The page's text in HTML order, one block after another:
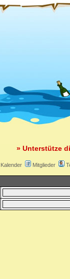
» Unterstütze
Kalender Mitglieder